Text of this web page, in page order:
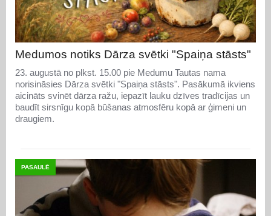
Medumos notiks Dārza svētki "Spaiņa stāsts"
23. augustā no plkst. 15.00 pie Medumu Tautas nama
norisināsies Dārza svētki "Spaiņa stāsts". Pasākumā ikviens
aicināts svinēt dārza ražu, iepazīt lauku dzīves tradīcijas un
baudīt sirsnīgu kopā būšanas atmosfēru kopā ar ģimeni un
draugiem.
PASAULĒ